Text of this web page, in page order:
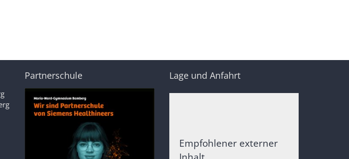
Partnerschule Lage und Anfahrt
Empfohlener externer